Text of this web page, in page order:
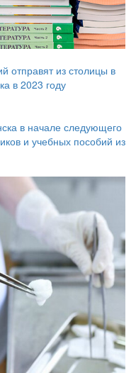
отправят из столицы в
в 2023 году
в начале следующего
и учебных пособий из